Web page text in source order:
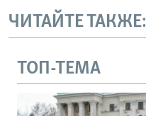
ЧИТАЙТЕ ТАКЖЕ:
ТОП-ТЕМА